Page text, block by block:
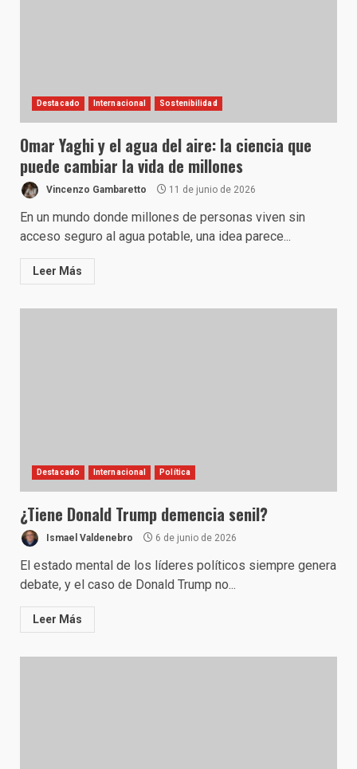
Destacado Internacional Sostenibilidad
Omar Yaghi y el agua del aire: la ciencia que
puede cambiar la vida de millones
Vincenzo Gambaretto 11 de junio de 2026
En un mundo donde millones de personas viven sin
acceso seguro al agua potable, una idea parece...
Leer Más
Destacado Internacional Política
¿Tiene Donald Trump demencia senil?
Ismael Valdenebro 6 de junio de 2026
El estado mental de los líderes políticos siempre genera
debate, y el caso de Donald Trump no...
Leer Más